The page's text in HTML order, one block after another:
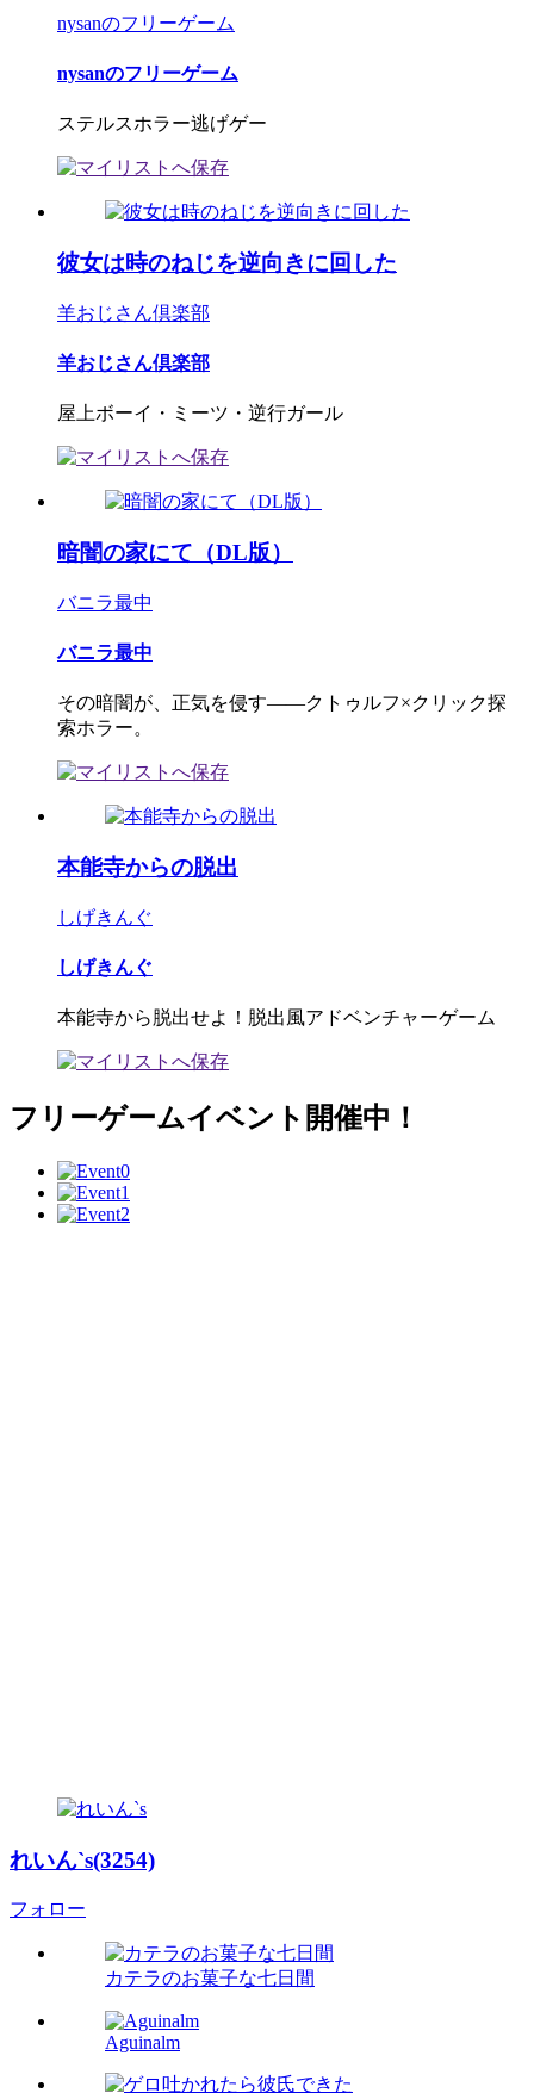
nysanのフリーゲーム
nysanのフリーゲーム
ステルスホラー逃げゲー
彼女は時のねじを逆向きに回した
羊おじさん倶楽部
羊おじさん倶楽部
屋上ボーイ・ミーツ・逆行ガール
暗闇の家にて（DL版）
バニラ最中
バニラ最中
その暗闇が、正気を侵す――クトゥルフ×クリック探
索ホラー。
本能寺からの脱出
しげきんぐ
しげきんぐ
本能寺から脱出せよ！脱出風アドベンチャーゲーム
フリーゲームイベント開催中！
れいん`s(3254)
フォロー
カテラのお菓子な七日間
Aguinalm